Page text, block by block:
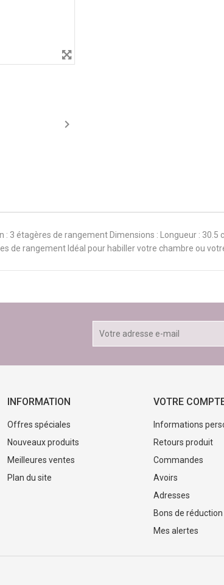

3 étagères de rangement Dimensions : Longueur : 30.5
de rangement Idéal pour habiller votre chambre ou
INFORMATION
Offres spéciales
Nouveaux produits
Meilleures ventes
Plan du site
VOTRE
Informations
Retours produit
Commandes
Avoirs
Adresses
Bons de réduction
Mes alertes